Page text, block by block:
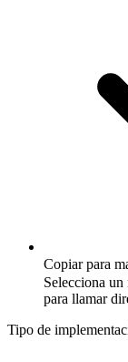
Copiar para
Selecciona
para llamar
Tipo de